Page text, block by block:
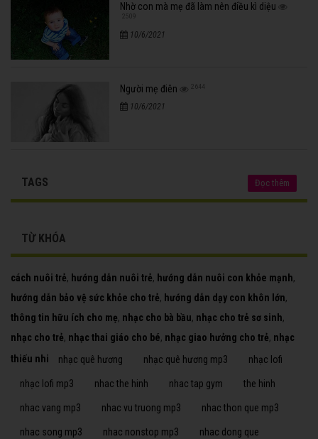
Nhờ con mà mẹ đã làm nên điều kì diệu
2509
10/6/2021
Người mẹ điên 2644
10/6/2021
TAGS Đọc thêm
TỪ KHÓA
cách nuôi trẻ, hướng dẫn nuôi trẻ, hướng dẫn nuôi con khỏe mạnh,
hướng dẫn bảo vệ sức khỏe cho trẻ, hướng dẫn dạy con khôn lớn,
thông tin hữu ích cho mẹ, nhạc cho bà bầu, nhạc cho trẻ sơ sinh,
nhạc cho trẻ, nhạc thai giáo cho bé, nhạc giao hưởng cho trẻ, nhạc
thiếu nhi
nhạc quê hương nhạc quê hương mp3 nhạc lofi
nhạc lofi mp3 nhac the hinh nhac tap gym the hinh
nhac vang mp3 nhac vu truong mp3 nhac thon que mp3
nhac song mp3 nhac nonstop mp3 nhac dong que